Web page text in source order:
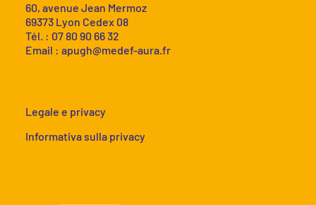
60, avenue Jean Mermoz
69373 Lyon Cedex 08
Tél. : 07 80 90 66 32
Email : apugh@medef-aura.fr
Legale e privacy
Informativa sulla privacy